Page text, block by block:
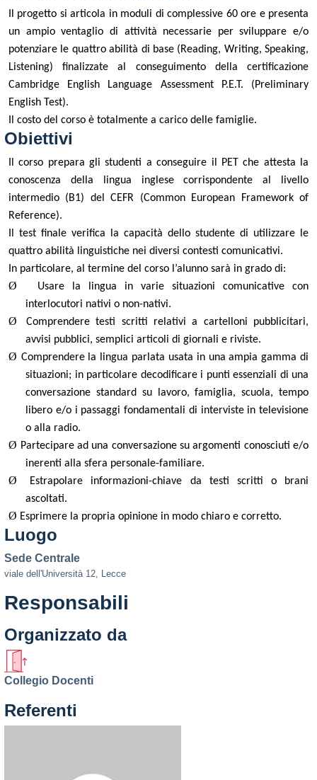
Il progetto si articola in moduli di complessive 60 ore e presenta
un ampio ventaglio di attività necessarie per sviluppare e/o
potenziare le quattro abilità di base (Reading, Writing, Speaking,
Listening) finalizzate al conseguimento della certificazione
Cambridge English Language Assessment P.E.T. (Preliminary
English Test).
Il costo del corso è totalmente a carico delle famiglie.
Obiettivi
Il corso prepara gli studenti a conseguire il PET che attesta la
conoscenza della lingua inglese corrispondente al livello
intermedio (B1) del CEFR (Common European Framework of
Reference).
Il test finale verifica la capacità dello studente di utilizzare le
quattro abilità linguistiche nei diversi contesti comunicativi.
In particolare, al termine del corso l’alunno sarà in grado di:
Ø
Usare la lingua in varie situazioni comunicative con
interlocutori nativi o non-nativi.
Ø
Comprendere testi scritti relativi a cartelloni pubblicitari,
avvisi pubblici, semplici articoli di giornali e riviste.
Ø Comprendere la lingua parlata usata in una ampia gamma di
situazioni; in particolare decodificare i punti essenziali di una
conversazione standard su lavoro, famiglia, scuola, tempo
libero e/o i passaggi fondamentali di interviste in televisione
o alla radio.
Ø Partecipare ad una conversazione su argomenti conosciuti e/o
inerenti alla sfera personale-familiare.
Ø
Estrapolare informazioni-chiave da testi scritti o brani
ascoltati.
Ø Esprimere la propria opinione in modo chiaro e corretto.
Luogo
Sede Centrale
viale dell'Università 12, Lecce
Responsabili
Organizzato da
Collegio Docenti
Referenti